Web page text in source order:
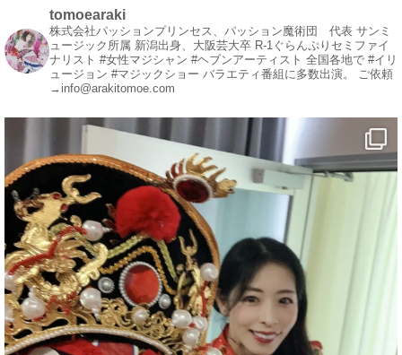
#一人旅
#観光スポット
#Travel
#ehime
#旅行好きと繋がりたい
5 X
マジシャン派遣 パッションプリンセス【公式】
@comedy_illusion · 4 8月
お疲れ様です
ブログ更新しました
「マジシャン和歌山旅 白浜町・三段壁洞窟」
tomoearaki
株式会社パッションプリンセス、パッション魔術団 代表 サンミ
ュージック所属 新潟出身、大阪芸大卒 R-1ぐらんぷりセミファイ
ナリスト #女性マジシャン #ヘブンアーティスト 全国各地で #イリ
ュージョン #マジックショー バラエティ番組に多数出演。 ご依頼
→info@arakitomoe.com